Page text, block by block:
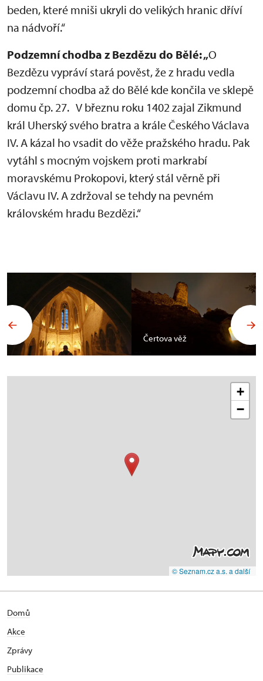
beden, které mniši ukryli do velikých hranic dříví
na nádvoří.“
Podzemní chodba z Bezdězu do Bělé: „O
Bezdězu vypráví stará pověst, že z hradu vedla
podzemní chodba až do Bělé kde končila ve sklepě
domu čp. 27. V březnu roku 1402 zajal Zikmund
král Uherský svého bratra a krále Českého Václava
IV. A kázal ho vsadit do věže pražského hradu. Pak
vytáhl s mocným vojskem proti markrabí
moravskému Prokopovi, který stál věrně při
Václavu IV. A zdržoval se tehdy na pevném
královském hradu Bezdězi.“
Čertova věž
+
−
© Seznam.cz a.s. a další
Domů
Akce
Zprávy
Publikace